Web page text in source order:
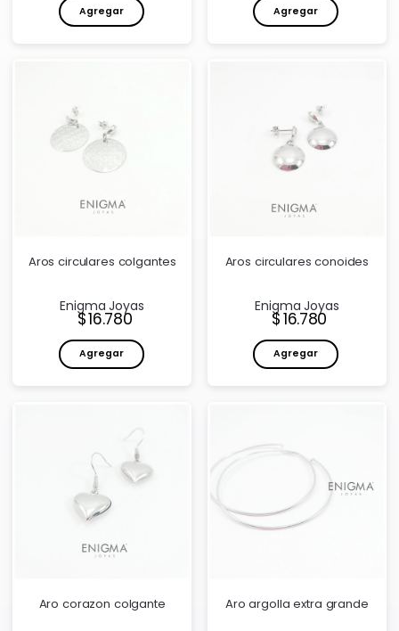
Agregar Agregar
Aros circulares colgantes
Enigma Joyas
Precio:
16.780
Agregar
Aros circulares conoides
Enigma Joyas
Precio:
16.780
Agregar
Aro corazon colgante Aro argolla extra grande